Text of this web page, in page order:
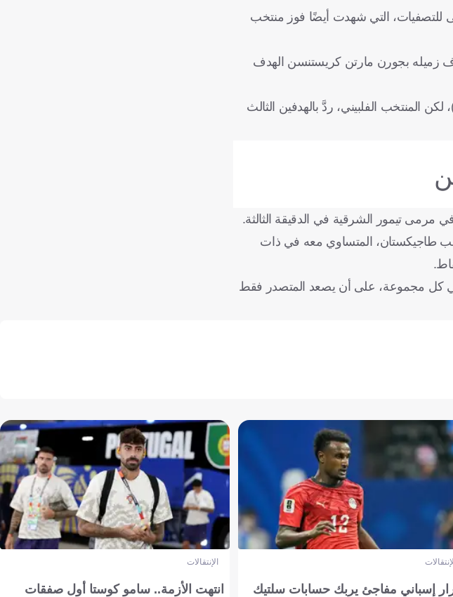
الأولى للتصفيات، التي شهدت أيضًا فوز منتخب
جفرسون، التسجيل لمنتخب الفلبين مبكرا في الدقيقة (6)، فيما أضاف زميله بجورن مارتن كريستنسن الهدف
منتخب جزر المالديف الفارق، عقب تسجيل علي فاسير، هدف الضيوف الوحيد في الدقيقة (62)، لكن المنتخب الفلبيني، ردَّ بالهدفين الثالث
تيمور الشرقية في الدقيقة الثالثة.
أمام أقرب ملاحقيه منتخب طاجيكستان، المتساوي معه في ذات
في تلك التصفيات تم توزيعها على 6 مجموعات، بواقع 4 منتخبات في كل مجموعة، على أن يصعد المتصدر فقط
الإنتقالات
إسباني مفاجئ يربك حسابات سلتيك
الإنتقالات
انتهت الأزمة.. سامو كوستا أول صفقات